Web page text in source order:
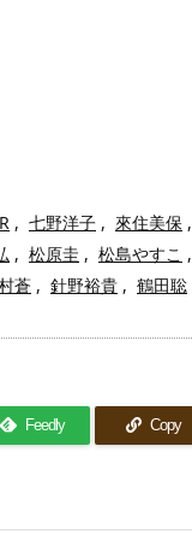
, 七野洋子 , 來住美保 ,
, 松原圭 , 松島やすこ ,
蒼 , 針野裕貴 , 鶴田聡
Feedly Copy